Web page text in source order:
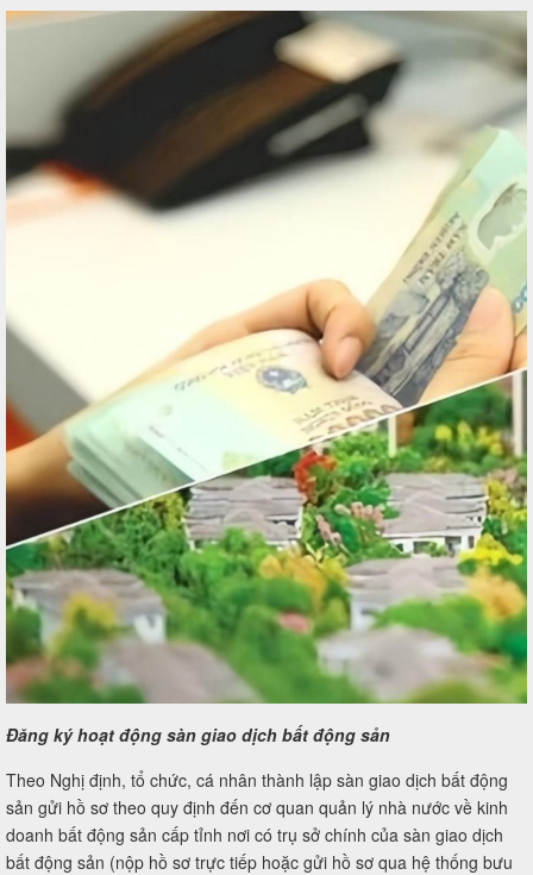
Đăng ký hoạt động sàn giao dịch bất động sản
Theo Nghị định, tổ chức, cá nhân thành lập sàn giao dịch bất động
sản gửi hồ sơ theo quy định đến cơ quan quản lý nhà nước về kinh
doanh bất động sản cấp tỉnh nơi có trụ sở chính của sàn giao dịch
bất động sản (nộp hồ sơ trực tiếp hoặc gửi hồ sơ qua hệ thống bưu